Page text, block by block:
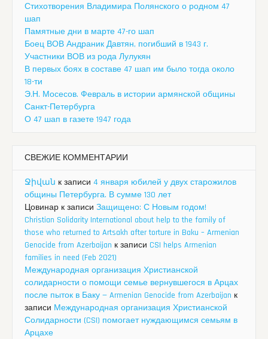
Стихотворения Владимира Полянского о родном 47
шап
Памятные дни в марте 47-го шап
Боец ВОВ Андраник Давтян, погибший в 1943 г.
Участники ВОВ из рода Лулукян
В первых боях в составе 47 шап им было тогда около
18-ти
Э.Н. Мосесов. Февраль в истории армянской общины
Санкт-Петербурга
О 47 шап в газете 1947 года
СВЕЖИЕ КОММЕНТАРИИ
Ջիվան к записи 4 января юбилей у двух старожилов
общины Петербурга. В сумме 130 лет
Цовинар к записи Защищено: С Новым годом!
Christian Solidarity International about help to the family of
those who returned to Artsakh after torture in Baku – Armenian
Genocide from Azerbaijan к записи CSI helps Armenian
families in need (Feb 2021)
Международная организация Христианской
солидарности о помощи семье вернувшегося в Арцах
после пыток в Баку — Armenian Genocide from Azerbaijan к
записи Международная организация Христианской
Солидарности (CSI) помогает нуждающимся семьям в
Арцахе